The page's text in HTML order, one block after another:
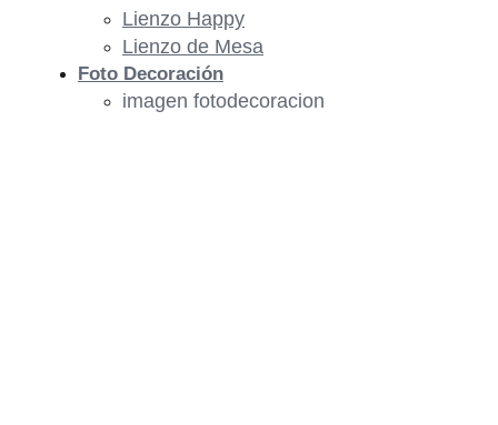
Lienzo Happy
Lienzo de Mesa
Foto Decoración
imagen fotodecoracion